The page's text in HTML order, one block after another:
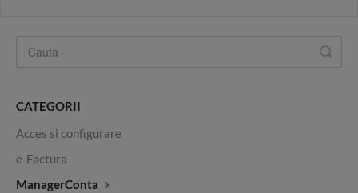
CATEGORII
Acces si configurare
e-Factura
ManagerConta